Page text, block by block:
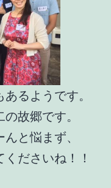
るようです。
故郷です。
と悩まず、
ださいね！！